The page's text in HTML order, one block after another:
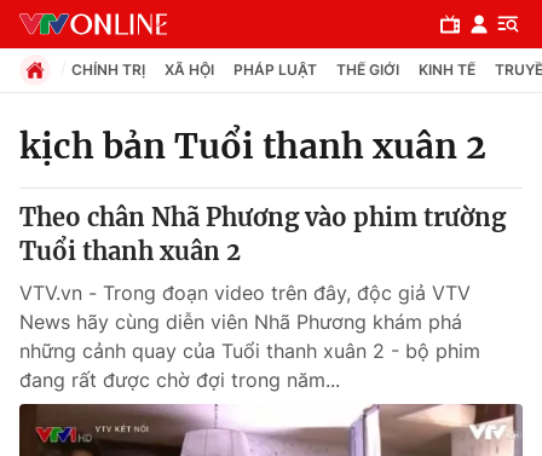
Chuyên mục
Chính trị
Xã hội
Pháp luật
CHÍNH TRỊ XÃ HỘI PHÁP LUẬT THẾ GIỚI KINH TẾ
kịch bản Tuổi thanh xuân 2
Theo chân Nhã Phương vào phim trường
Tuổi thanh xuân 2
VTV.vn - Trong đoạn video trên đây, độc giả VTV
News hãy cùng diễn viên Nhã Phương khám phá
những cảnh quay của Tuổi thanh xuân 2 - bộ phim
đang rất được chờ đợi trong năm...